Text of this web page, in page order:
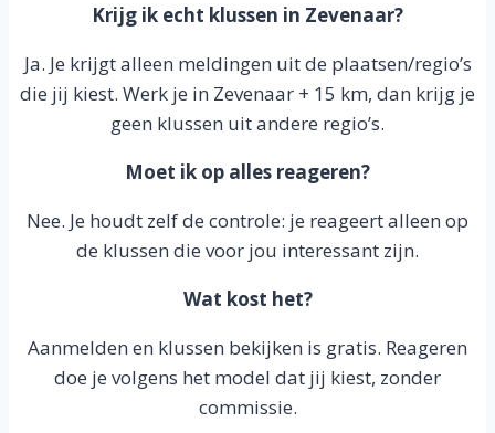
Krijg ik echt klussen in Zevenaar?
Ja. Je krijgt alleen meldingen uit de plaatsen/regio’s
die jij kiest. Werk je in Zevenaar + 15 km, dan krijg je
geen klussen uit andere regio’s.
Moet ik op alles reageren?
Nee. Je houdt zelf de controle: je reageert alleen op
de klussen die voor jou interessant zijn.
Wat kost het?
Aanmelden en klussen bekijken is gratis. Reageren
doe je volgens het model dat jij kiest, zonder
commissie.